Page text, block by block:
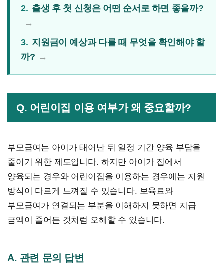
2. 출생 후 첫 신청은 어떤 순서로 하면 좋을까?
3. 지원금이 예상과 다를 때 무엇을 확인해야 할
까?
Q. 어린이집 이용 여부가 왜 중요할까?
부모급여는 아이가 태어난 뒤 일정 기간 양육 부담을
줄이기 위한 제도입니다. 하지만 아이가 집에서
양육되는 경우와 어린이집을 이용하는 경우에는 지원
방식이 다르게 느껴질 수 있습니다. 보육료와
부모급여가 연결되는 부분을 이해하지 못하면 지급
금액이 줄어든 것처럼 오해할 수 있습니다.
A. 관련 문의 답변